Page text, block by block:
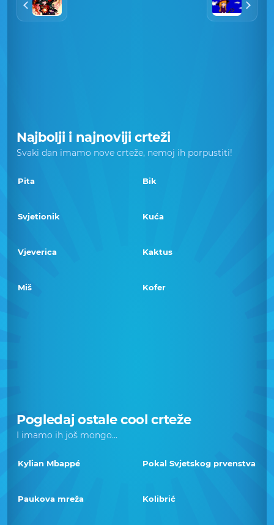
Najbolji i najnoviji crteži
Svaki dan imamo nove crteže, nemoj ih porpustiti!
Pita Bik
Svjetionik Kuća
Vjeverica Kaktus
Miš Kofer
Pogledaj ostale cool crteže
I imamo ih još mongo...
Kylian Mbappé Pokal Svjetskog prvenstva
Paukova mreža Kolibrić